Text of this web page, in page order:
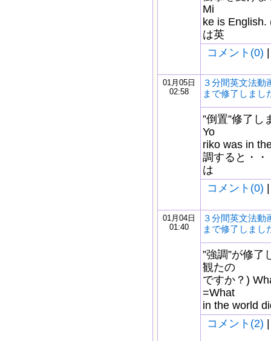
Mi
ke is English.
は英
コメント(0)
01月05日
02:58
３分間英文法動
まで修了しまし
”倒置”修了
Yo
riko was in
調すると・・
は
コメント(0)
01月04日
01:40
３分間英文法動
まで修了しまし
”強調”が修
観たの
ですか？)
=What
in the world
コメント(2)